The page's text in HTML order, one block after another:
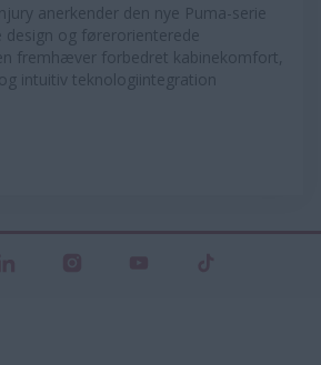
anerkender den nye Puma-serie
design og førerorienterede
fremhæver forbedret kabinekomfort,
intuitiv teknologiintegration